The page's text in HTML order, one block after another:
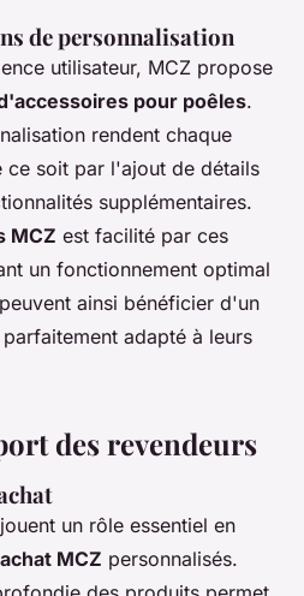
de personnalisation
utilisateur, MCZ propose
pour poêles.
rendent chaque
ce soit par l'ajout de détails
supplémentaires.
MCZ est facilité par ces
un fonctionnement optimal
ainsi bénéficier d'un
adapté à leurs
des revendeurs
jouent un rôle essentiel en
MCZ personnalisés.